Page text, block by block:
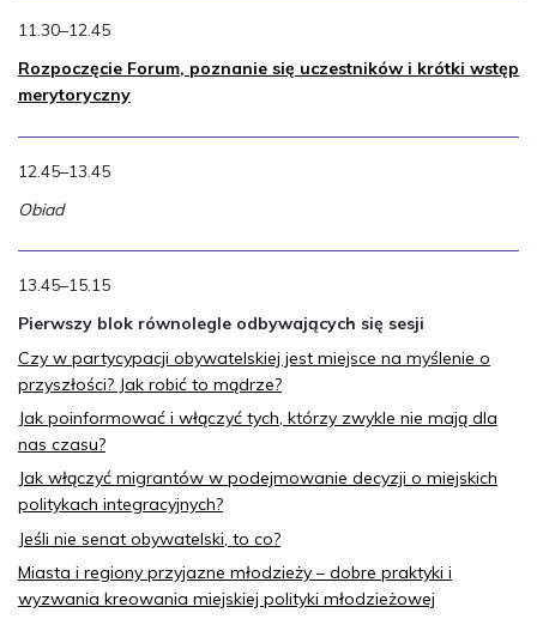
11.30–12.45
Rozpoczęcie Forum, poznanie się uczestników i krótki wstęp
merytoryczny
12.45–13.45
Obiad
13.45–15.15
Pierwszy blok równolegle odbywających się sesji
Czy w partycypacji obywatelskiej jest miejsce na myślenie o
przyszłości? Jak robić to mądrze?
Jak poinformować i włączyć tych, którzy zwykle nie mają dla
nas czasu?
Jak włączyć migrantów w podejmowanie decyzji o miejskich
politykach integracyjnych?
Jeśli nie senat obywatelski, to co?
Miasta i regiony przyjazne młodzieży – dobre praktyki i
wyzwania kreowania miejskiej polityki młodzieżowej